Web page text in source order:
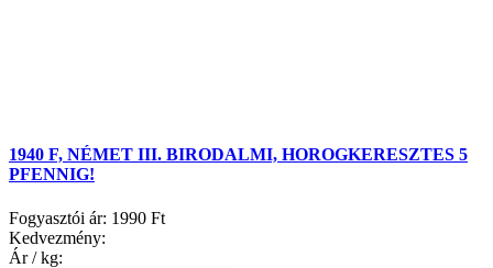
1940 F, NÉMET III. BIRODALMI, HOROGKERESZTES 5
PFENNIG!
Fogyasztói ár: 1990 Ft
Kedvezmény:
Ár / kg: